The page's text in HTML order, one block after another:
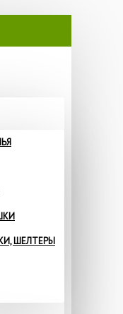
ШЕЛТЕРЫ